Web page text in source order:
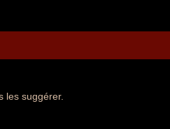
les suggérer.